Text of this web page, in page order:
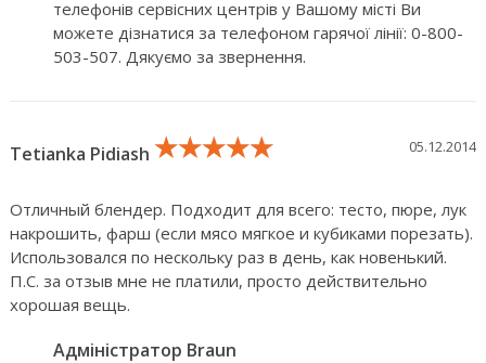
телефонів сервісних центрів у Вашому місті Ви
можете дізнатися за телефоном гарячої лінії: 0-800-
503-507. Дякуємо за звернення.
Tetianka Pidiash ★★★★★
★★★★★
★★★★★ 05.12.2014
Отличный блендер. Подходит для всего: тесто, пюре, лук
накрошить, фарш (если мясо мягкое и кубиками порезать).
Использовался по нескольку раз в день, как новенький.
П.С. за отзыв мне не платили, просто действительно
хорошая вещь.
Адміністратор Braun